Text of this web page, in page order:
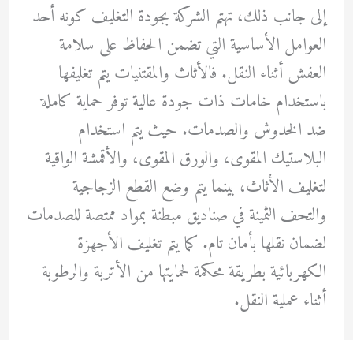
إلى جانب ذلك، تهتم الشركة بجودة التغليف كونه أحد
العوامل الأساسية التي تضمن الحفاظ على سلامة
العفش أثناء النقل. فالأثاث والمقتنيات يتم تغليفها
باستخدام خامات ذات جودة عالية توفر حماية كاملة
ضد الخدوش والصدمات. حيث يتم استخدام
البلاستيك المقوى، والورق المقوى، والأقمشة الواقية
لتغليف الأثاث، بينما يتم وضع القطع الزجاجية
والتحف الثمينة في صناديق مبطنة بمواد ممتصة للصدمات
لضمان نقلها بأمان تام. كما يتم تغليف الأجهزة
الكهربائية بطريقة محكمة لحمايتها من الأتربة والرطوبة
أثناء عملية النقل.